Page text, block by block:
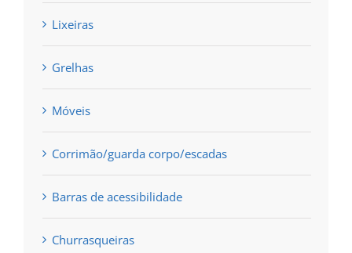
Lixeiras
Grelhas
Móveis
Corrimão/guarda corpo/escadas
Barras de acessibilidade
Churrasqueiras